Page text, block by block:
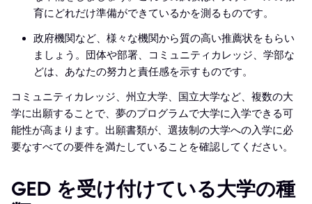
育にどれだけ準備ができているかを測るものです。
政府機関など、様々な機関から質の高い推薦状をもらい
ましょう。団体や部署、コミュニティカレッジ、学部な
どは、あなたの努力と責任感を示すものです。
コミュニティカレッジ、州立大学、国立大学など、複数の大
学に出願することで、夢のプログラムで大学に入学できる可
能性が高まります。出願書類が、選抜制の大学への入学に必
要なすべての要件を満たしていることを確認してください。
GED を受け付けている大学の種